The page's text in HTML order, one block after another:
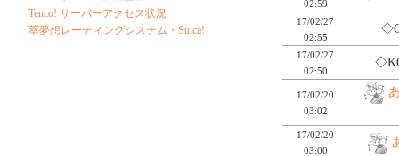
02:59
17/02/27
02:55
17/02/27
02:50
17/02/20
03:02
17/02/20
03:00
Tenco! サーバーアクセス状況
萃夢想レーティングシステム・Suica!